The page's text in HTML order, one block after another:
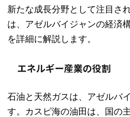
新たな成長分野として注目さ
は、アゼルバイジャンの経済
を詳細に解説します。
エネルギー産業の役割
石油と天然ガスは、アゼルバ
す。カスピ海の油田は、国の